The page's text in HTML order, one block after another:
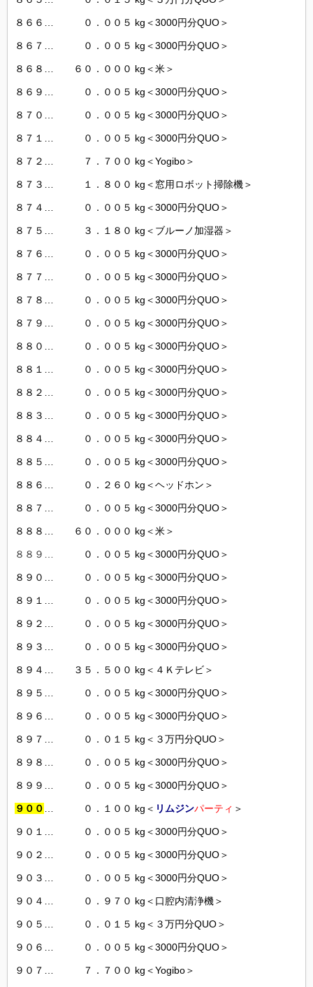
８６６… ０．００５ kg＜3000円分QUO＞
８６７… ０．００５ kg＜3000円分QUO＞
８６８… ６０．０００ kg＜米＞
８６９… ０．００５ kg＜3000円分QUO＞
８７０… ０．００５ kg＜3000円分QUO＞
８７１… ０．００５ kg＜3000円分QUO＞
８７２… ７．７００ kg＜Yogibo＞
８７３… １．８００ kg＜窓用ロボット掃除機＞
８７４… ０．００５ kg＜3000円分QUO＞
８７５… ３．１８０ kg＜ブルーノ加湿器＞
８７６… ０．００５ kg＜3000円分QUO＞
８７７… ０．００５ kg＜3000円分QUO＞
８７８… ０．００５ kg＜3000円分QUO＞
８７９… ０．００５ kg＜3000円分QUO＞
８８０… ０．００５ kg＜3000円分QUO＞
８８１… ０．００５ kg＜3000円分QUO＞
８８２… ０．００５ kg＜3000円分QUO＞
８８３… ０．００５ kg＜3000円分QUO＞
８８４… ０．００５ kg＜3000円分QUO＞
８８５… ０．００５ kg＜3000円分QUO＞
８８６… ０．２６０ kg＜ヘッドホン＞
８８７… ０．００５ kg＜3000円分QUO＞
８８８… ６０．０００ kg＜米＞
８８９… ０．００５ kg＜3000円分QUO＞
８９０… ０．００５ kg＜3000円分QUO＞
８９１… ０．００５ kg＜3000円分QUO＞
８９２… ０．００５ kg＜3000円分QUO＞
８９３… ０．００５ kg＜3000円分QUO＞
８９４… ３５．５００ kg＜４Ｋテレビ＞
８９５… ０．００５ kg＜3000円分QUO＞
８９６… ０．００５ kg＜3000円分QUO＞
８９７… ０．０１５ kg＜３万円分QUO＞
８９８… ０．００５ kg＜3000円分QUO＞
８９９… ０．００５ kg＜3000円分QUO＞
９００ … ０．１００ kg＜ リムジンパーティ ＞
９０１… ０．００５ kg＜3000円分QUO＞
９０２… ０．００５ kg＜3000円分QUO＞
９０３… ０．００５ kg＜3000円分QUO＞
９０４… ０．９７０ kg＜口腔内清浄機＞
９０５… ０．０１５ kg＜３万円分QUO＞
９０６… ０．００５ kg＜3000円分QUO＞
９０７… ７．７００ kg＜Yogibo＞